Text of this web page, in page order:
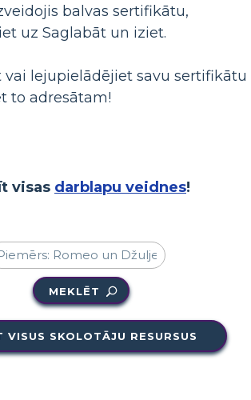
balvas sertifikātu,
uz Saglabāt un iziet.
vai lejupielādējiet savu sertifikātu
to adresātam!
visas darblapu veidnes!
MEKLĒT
VISUS SKOLOTĀJU RESURSUS